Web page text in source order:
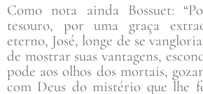
Como nota ainda Bossuet:
tesouro, por uma graça
eterno, José, longe de se
de mostrar suas vantagens,
pode aos olhos dos mortais,
com Deus do mistério que lhe